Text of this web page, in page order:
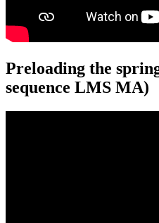
Preloading the
sequence LMS MA)